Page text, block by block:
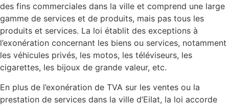
des fins commerciales dans la ville et comprend une large
gamme de services et de produits, mais pas tous les
produits et services. La loi établit des exceptions à
l’exonération concernant les biens ou services, notamment
les véhicules privés, les motos, les téléviseurs, les
cigarettes, les bijoux de grande valeur, etc.
En plus de l’exonération de TVA sur les ventes ou la
prestation de services dans la ville d’Eilat, la loi accorde